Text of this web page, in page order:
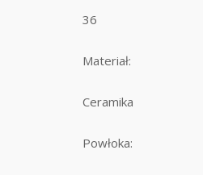
36
Materiał:
Ceramika
Powłoka: